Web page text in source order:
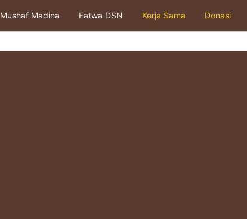
Mushaf Madina Fatwa DSN Kerja Sama Donasi